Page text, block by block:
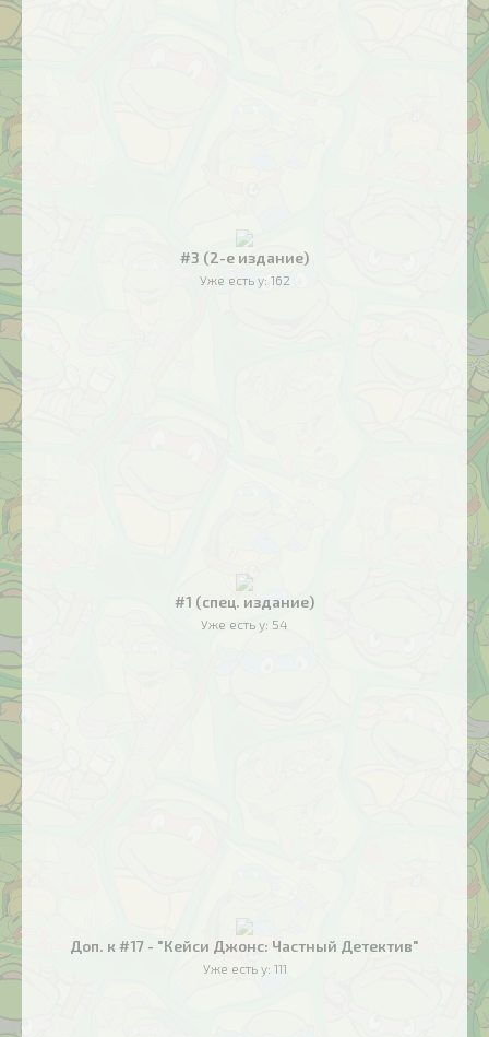
#3 (2-е издание)
Уже есть у: 162
#1 (спец. издание)
Уже есть у: 54
Доп. к #17 - "Кейси Джонс: Частный Детектив"
Уже есть у: 111